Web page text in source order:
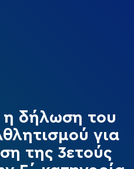
δήλωση του
για
της 3ετούς